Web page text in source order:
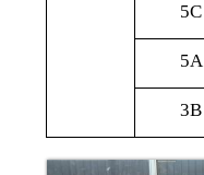
5C
5A
3B